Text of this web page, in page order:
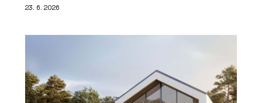
23. 6. 2026